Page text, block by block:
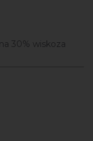
30% wiskoza